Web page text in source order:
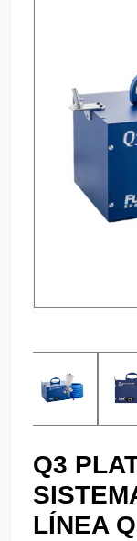
Q3
LÍNEA